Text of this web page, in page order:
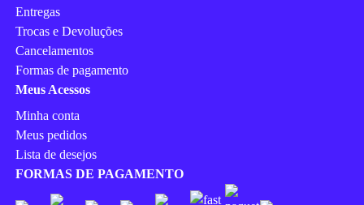
Entregas
Trocas e Devoluções
Cancelamentos
Formas de pagamento
Meus Acessos
Minha conta
Meus pedidos
Lista de desejos
FORMAS DE PAGAMENTO